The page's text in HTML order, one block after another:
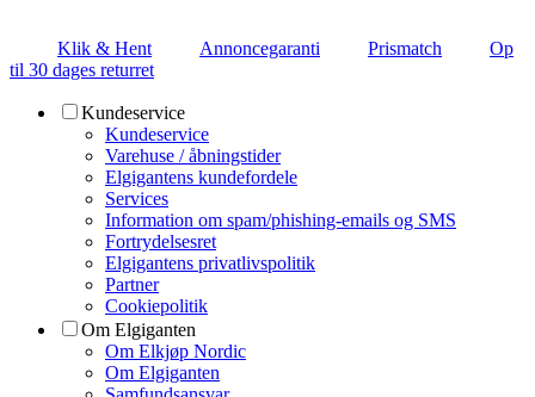
Klik & Hent Annoncegaranti Prismatch
Op
til 30 dages returret
Kundeservice
Kundeservice
Varehuse / åbningstider
Elgigantens kundefordele
Services
Information om spam/phishing-emails og SMS
Fortrydelsesret
Elgigantens privatlivspolitik
Partner
Cookiepolitik
Om Elgiganten
Om Elkjøp Nordic
Om Elgiganten